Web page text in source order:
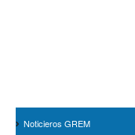
Noticieros GREM